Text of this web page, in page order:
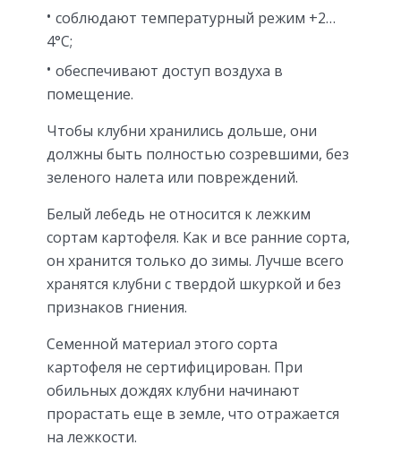
соблюдают температурный режим +2…
4°C;
обеспечивают доступ воздуха в
помещение.
Чтобы клубни хранились дольше, они
должны быть полностью созревшими, без
зеленого налета или повреждений.
Белый лебедь не относится к лежким
сортам картофеля. Как и все ранние сорта,
он хранится только до зимы. Лучше всего
хранятся клубни с твердой шкуркой и без
признаков гниения.
Семенной материал этого сорта
картофеля не сертифицирован. При
обильных дождях клубни начинают
прорастать еще в земле, что отражается
на лежкости.